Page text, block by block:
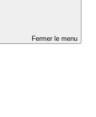
Fermer le menu